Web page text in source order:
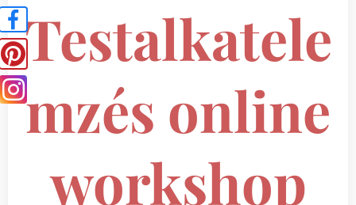
Testalkatele
mzés online
workshop